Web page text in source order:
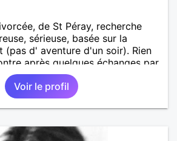
de St Péray, recherche
sérieuse, basée sur la
(pas d' aventure d'un soir). Rien
après quelques échanges par
si il y a un feeling entre les
se revoir. Au plaisir de se
Voir le profil